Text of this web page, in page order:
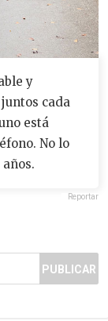
y
cada
está
No lo
Reportar
PUBLICAR